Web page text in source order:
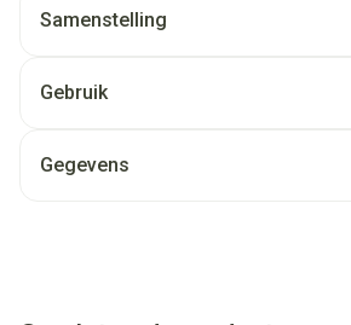
Samenstelling
Gebruik
Gegevens